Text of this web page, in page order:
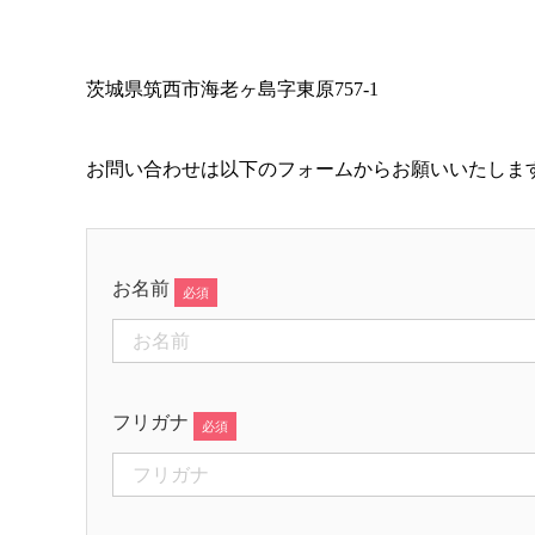
茨城県筑西市海老ヶ島字東原757-1
お問い合わせは以下のフォームからお願いいたしま
お名前
フリガナ